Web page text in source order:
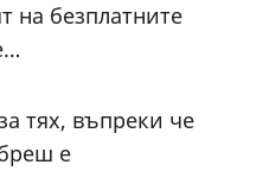
на безплатните
тях, въпреки че
е